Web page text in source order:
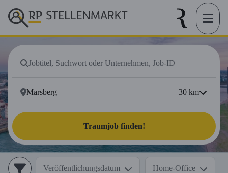
30 km
Traumjob finden!
Veröffentlichungsdatum Home-Office